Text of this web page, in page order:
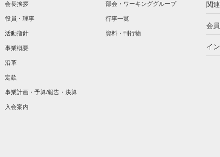
会長挨拶
役員・理事
活動指針
事業概要
沿革
定款
事業計画・予算/報告・決算
入会案内
部会・ワーキンググループ
行事一覧
資料・刊行物
関
会
イ